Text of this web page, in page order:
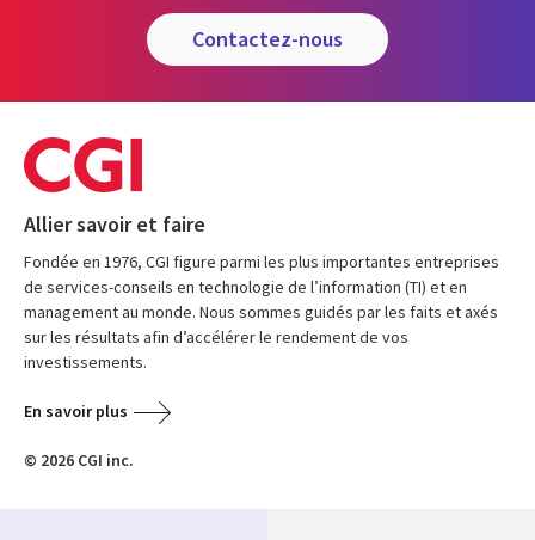
contactez-nous
Allier savoir et faire
Fondée en 1976, CGI figure parmi les plus importantes entreprises
de services-conseils en technologie de l’information (TI) et en
management au monde. Nous sommes guidés par les faits et axés
sur les résultats afin d’accélérer le rendement de vos
investissements.
En savoir plus
© 2026 CGI inc.